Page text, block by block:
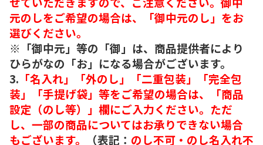
元のしをご希望の場合は、「御中元のし」をお
選びください。
※「御中元」等の「御」は、商品提供者により
ひらがなの「お」になる場合がございます。
3. 「名入れ」「外のし」「二重包装」「完全包
装」「手提げ袋」等をご希望の場合は、「商品
設定（のし等）」欄にご入力ください。ただ
し、一部の商品についてはお承りできない場合
もございます。
（表記： のし不可・のし名入れ不